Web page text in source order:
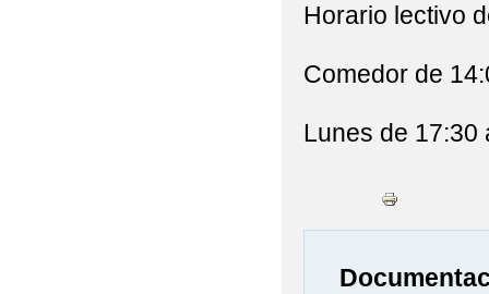
Horario lectivo
Comedor de
Lunes de 17:30